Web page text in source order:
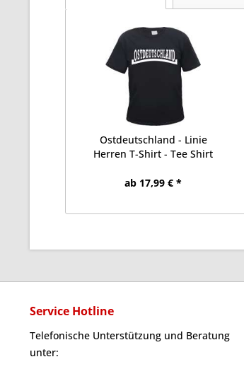
Ostdeutschland - Linie
Herren T-Shirt - Tee Shirt
ab 17,99 € *
Service Hotline
Telefonische Unterstützung und Beratung
unter: